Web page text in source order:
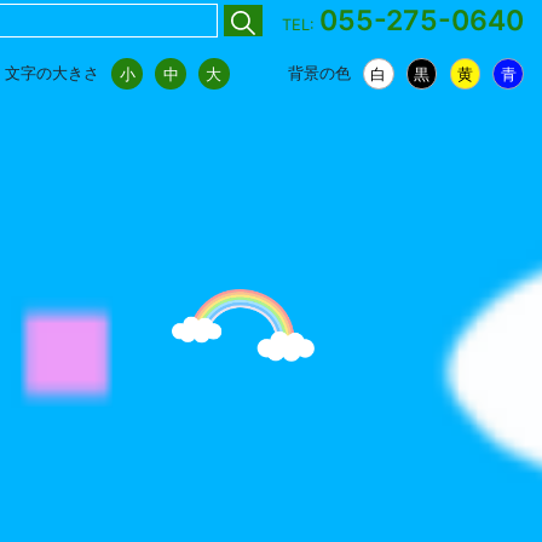
TEL: 055-275-0640
文字の大きさ 小 中 大 背景の色 白 黒 黄 青
小 中 大